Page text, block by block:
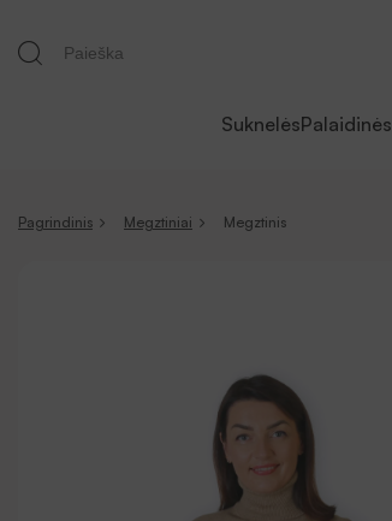
SuknelėsPalaidinės
Pagrindinis Megztiniai Megztinis